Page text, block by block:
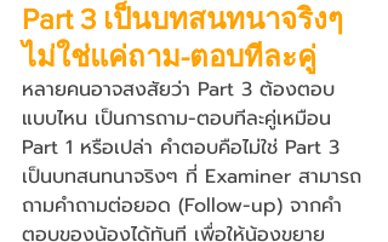
Part 3 เป็นบทสนทนาจริงๆ
ไม่ใช่แค่ถาม-ตอบทีละคู่
หลายคนอาจสงสัยว่า Part 3 ต้องตอบ
แบบไหน เป็นการถาม-ตอบทีละคู่เหมือน
Part 1 หรือเปล่า คำตอบคือไม่ใช่ Part 3
เป็นบทสนทนาจริงๆ ที่ Examiner สามารถ
ถามคำถามต่อยอด (Follow-up) จากคำ
ตอบของน้องได้ทันที เพื่อให้น้องขยาย